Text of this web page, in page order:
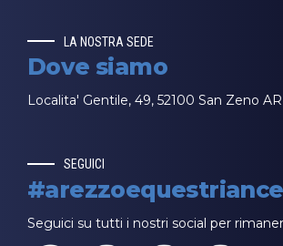
LA NOSTRA SEDE
Dove siamo
Localita' Gentile, 49, 52100 San Zeno AR
SEGUICI
Seguici su tutti i nostri social per